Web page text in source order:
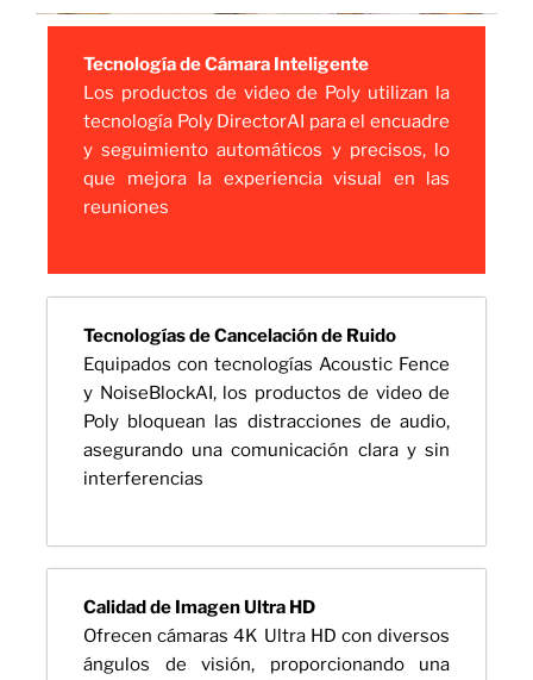
Tecnología de Cámara Inteligente
Los productos de video de Poly utilizan la
tecnología Poly DirectorAI para el encuadre
y seguimiento automáticos y precisos, lo
que mejora la experiencia visual en las
reuniones
Tecnologías de Cancelación de Ruido
Equipados con tecnologías Acoustic Fence
y NoiseBlockAI, los productos de video de
Poly bloquean las distracciones de audio,
asegurando una comunicación clara y sin
interferencias
Calidad de Imagen Ultra HD
Ofrecen cámaras 4K Ultra HD con diversos
ángulos de visión, proporcionando una